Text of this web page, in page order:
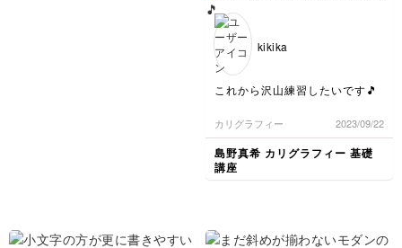
kikika
これから沢山練習したいです🎵
カリグラフィー 2023/09/22
島野真希 カリグラフィー 基礎
講座